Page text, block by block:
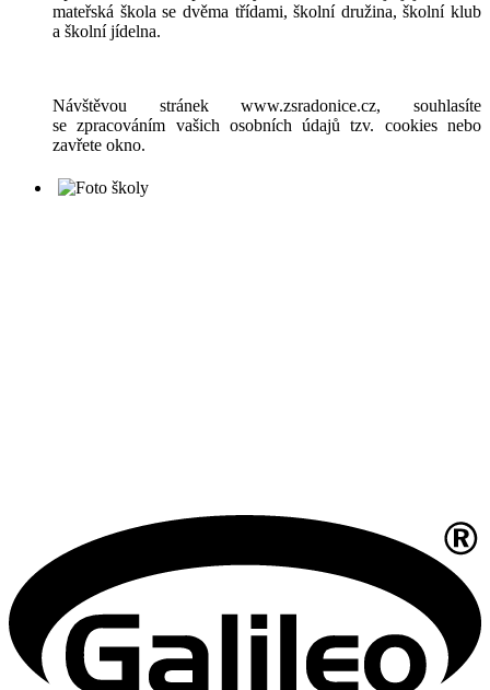
mateřská škola se dvěma třídami, školní družina, školní klub
a školní jídelna.
Návštěvou stránek www.zsradonice.cz, souhlasíte
se zpracováním vašich osobních údajů tzv. cookies nebo
zavřete okno.